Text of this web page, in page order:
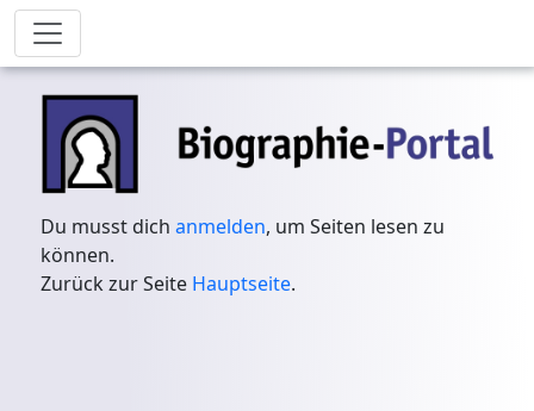
Du musst dichanmelden, um Seiten lesen zu
können.
Zurück zur Seite Hauptseite.